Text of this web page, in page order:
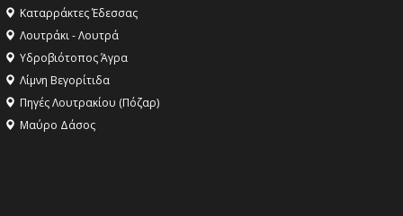
Καταρράκτες Έδεσσας
Λουτράκι - Λουτρά
Υδροβιότοπος Άγρα
Λίμνη Βεγορίτιδα
Πηγές Λουτρακίου (Πόζαρ)
Μαύρο Δάσος